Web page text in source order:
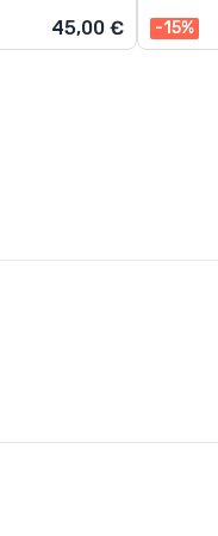
45,00 € -15%